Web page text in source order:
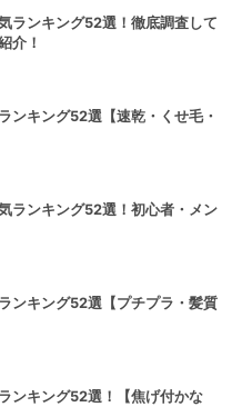
ランキング52選！徹底調査して
介！
ンキング52選【速乾・くせ毛・
ランキング52選！初心者・メン
ンキング52選【プチプラ・髪質
ンキング52選！【焦げ付かな